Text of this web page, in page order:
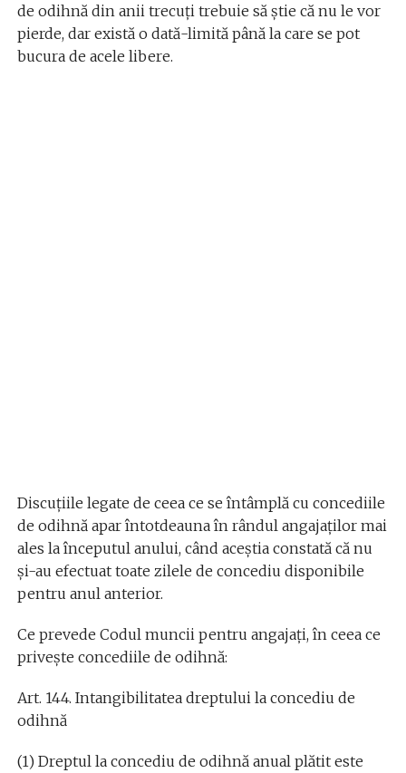
de odihnă din anii trecuţi trebuie să ştie că nu le vor
pierde, dar există o dată-limită până la care se pot
bucura de acele libere.
Discuţiile legate de ceea ce se întâmplă cu concediile
de odihnă apar întotdeauna în rândul angajaţilor mai
ales la începutul anului, când aceştia constată că nu
şi-au efectuat toate zilele de concediu disponibile
pentru anul anterior.
Ce prevede Codul muncii pentru angajaţi, în ceea ce
priveşte concediile de odihnă:
Art. 144. Intangibilitatea dreptului la concediu de
odihnă
(1) Dreptul la concediu de odihnă anual plătit este